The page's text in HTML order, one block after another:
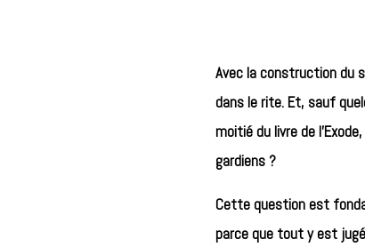
Avec la construction du
dans le rite. Et, sauf
moitié du livre de
gardiens ?
Cette question est
parce que tout y est